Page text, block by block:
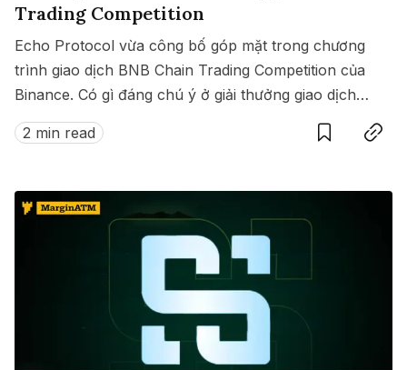
Trading Competition
Echo Protocol vừa công bố góp mặt trong chương
trình giao dịch BNB Chain Trading Competition của
Binance. Có gì đáng chú ý ở giải thưởng giao dịch
này?
2 min read
SaveCopy link